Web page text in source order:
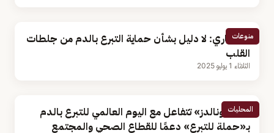
منوعات
استشاري: لا دليل بشأن حماية التبرع بالدم من جلطات
القلب
الثلاثاء 1 يوليو 2025
المحليات
«ماكدونالدز» تتفاعل مع اليوم العالمي للتبرع بالدم
بـ«حملة للتبرع» دعمًا للقطاع الصحي والمجتمع